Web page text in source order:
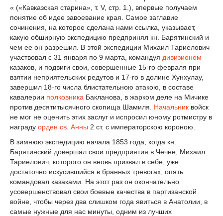
« («Кавказская старина», т. V, стр. 1.), впервые получаем
понятие об идее завоевание края. Самое заглавие
сочинения, на которое сделана нами ссылка, указывает,
какую обширную экспедицию предпринял кн. Барятинский и
чем ее он разрешил. В этой экспедиции Михаил Тариелович
участвовал с 31 января по 9 марта, командуя дивизионом
казаков, и подвиги свои, совершенные 15-го февраля при
взятии неприятельских редутов и 17-го в долине Хунхулау,
завершил 18-го числа блистательною атакою, в составе
кавалерии полковника Бакланова, в жарком деле на Мичике
против десятитысячного скопища Шамиля. Начальник войск
не мог не оценить этих заслуг и испросил юному ротмистру в
награду орден св. Анны 2 ст. с императорскою короною.
В зимнюю экспедицию начала 1853 года, когда кн.
Барятинский довершал свои предприятия в Чечне, Михаил
Тариелович, которого он вновь призвал в себе, уже
достаточно искусившийся в бранных тревогах, опять
командовал казаками. На этот раз он окончательно
усовершенствовал свои боевые качества в партизанской
войне, чтобы через два слишком года явиться в Анатолии, в
самые нужные для нас минуты, одним из лучших